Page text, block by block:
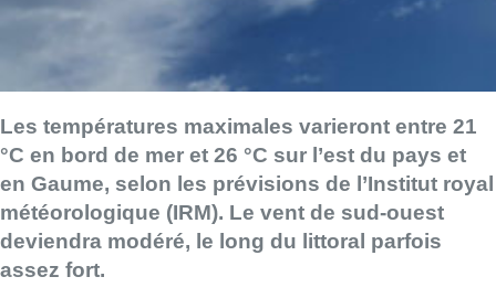
Les températures maximales varieront entre 21
°C en bord de mer et 26 °C sur l’est du pays et
en Gaume, selon les prévisions de l’Institut royal
météorologique (IRM). Le vent de sud-ouest
deviendra modéré, le long du littoral parfois
assez fort.